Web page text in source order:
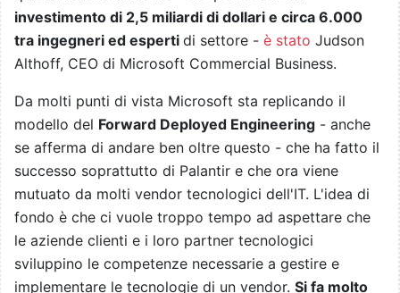
investimento di 2,5 miliardi di dollari e circa 6.000
tra ingegneri ed esperti di settore - è stato Judson
Althoff, CEO di Microsoft Commercial Business.
Da molti punti di vista Microsoft sta replicando il
modello del Forward Deployed Engineering - anche
se afferma di andare ben oltre questo - che ha fatto il
successo soprattutto di Palantir e che ora viene
mutuato da molti vendor tecnologici dell'IT. L'idea di
fondo è che ci vuole troppo tempo ad aspettare che
le aziende clienti e i loro partner tecnologici
sviluppino le competenze necessarie a gestire e
implementare le tecnologie di un vendor. Si fa molto